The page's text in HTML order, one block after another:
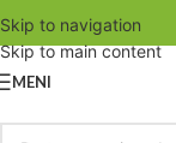
Skip to navigation
Skip to main content
MENI